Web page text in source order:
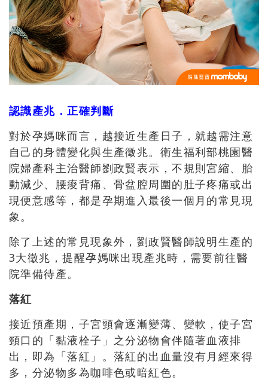
認識產兆．正確判斷
對於孕媽咪而言，越接近生產日子，就越需注意
自己的身體變化與生產徵兆。衛生福利部桃園醫
院婦產科主治醫師劉政賢表示，不規則宮縮、胎
動減少、腰痠背痛、骨盆腔周圍的肚子疼痛或出
現便意感等，都是孕期進入最後一個月的常見現
象。
除了上述的常見現象外，劉政賢醫師說明生產的
3大徵兆，提醒孕媽咪出現產兆時，需要前往醫
院準備待產。
落紅
接近預產期，子宮頸會逐漸變薄、變軟，使子宮
頸口的「黏液栓子」之分泌物會伴隨著血液排
出，即為「落紅」。落紅的出血量沒有月經來得
多，分泌物多為咖啡色或暗紅色。